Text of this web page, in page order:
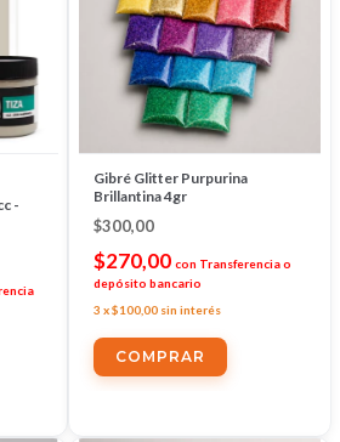
-
Gibré Glitter Purpurina
Brillantina 4gr
$300,00
$270,00 con Transferencia o
depósito bancario
3 x$100,00 sin interés
COMPRAR